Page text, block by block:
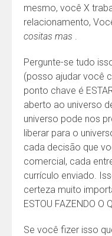
mesmo, você X
relacionamento,
cositas mas
Pergunte-se tudo
(posso ajudar você
ponto chave é
aberto ao universo
universo pode nos
liberar para o
cada decisão que
comercial, cada
currículo enviado.
certeza muito
ESTOU FAZENDO O
Se você fizer isso